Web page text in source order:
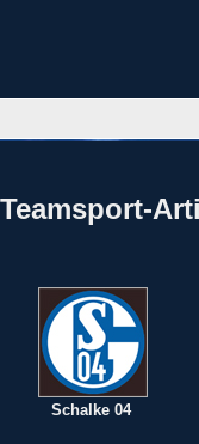
Teamsport-
Schalke 04